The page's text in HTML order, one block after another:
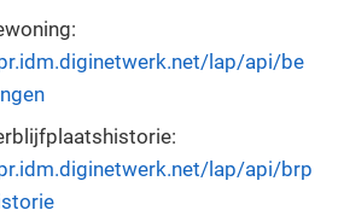
lap/api/be
lap/api/brp